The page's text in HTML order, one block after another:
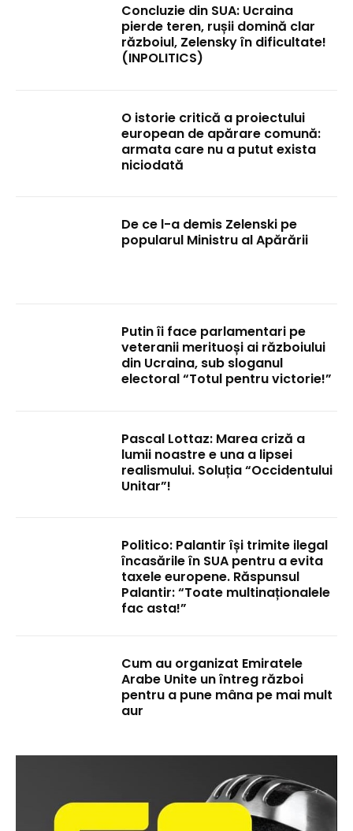
Concluzie din SUA: Ucraina
pierde teren, rușii domină clar
războiul, Zelensky în dificultate!
(INPOLITICS)
O istorie critică a proiectului
european de apărare comună:
armata care nu a putut exista
niciodată
De ce l-a demis Zelenski pe
popularul Ministru al Apărării
Putin îi face parlamentari pe
veteranii merituoși ai războiului
din Ucraina, sub sloganul
electoral “Totul pentru victorie!”
Pascal Lottaz: Marea criză a
lumii noastre e una a lipsei
realismului. Soluția “Occidentului
Unitar”!
Politico: Palantir își trimite ilegal
încasările în SUA pentru a evita
taxele europene. Răspunsul
Palantir: “Toate multinaționalele
fac asta!”
Cum au organizat Emiratele
Arabe Unite un întreg război
pentru a pune mâna pe mai mult
aur